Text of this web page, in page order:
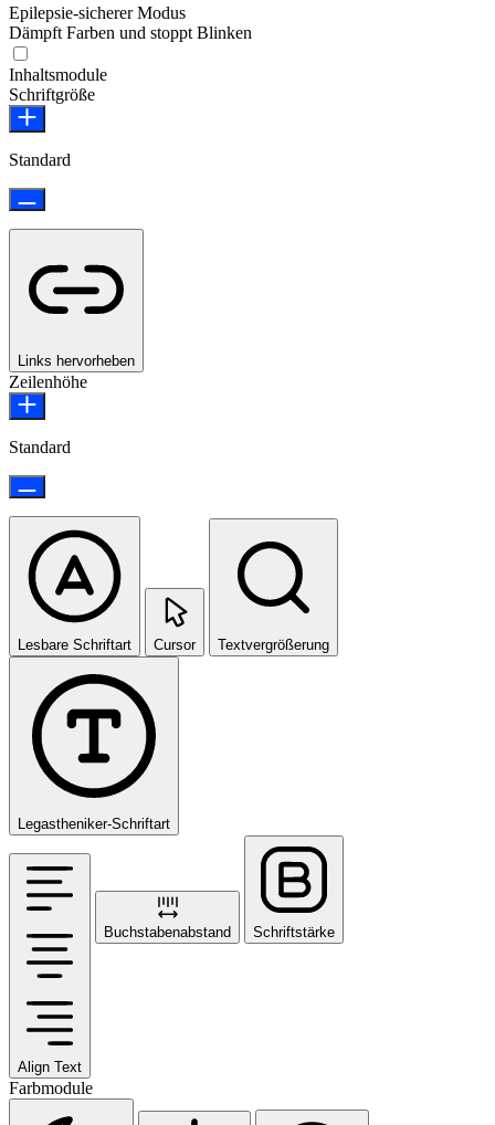
Epilepsie-sicherer Modus
Dämpft Farben und stoppt Blinken
Inhaltsmodule
Schriftgröße
Standard
Links hervorheben
Zeilenhöhe
Standard
Lesbare Schriftart Cursor Textvergrößerung
Legastheniker-Schriftart
Align Text
Buchstabenabstand Schriftstärke
Farbmodule